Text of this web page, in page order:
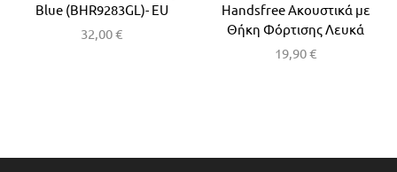
Blue (BHR9283GL)- EU
32,00€
Handsfree Ακουστικά με
Θήκη Φόρτισης Λευκά
19,90€